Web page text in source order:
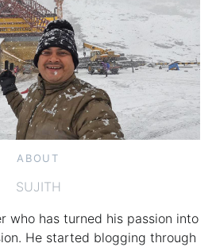
ABOUT
SUJITH
who has turned his passion into
He started blogging through